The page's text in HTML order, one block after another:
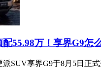
55.98万！享界G9怎
SUV享界G9于8月5日正